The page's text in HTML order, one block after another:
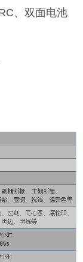
、双面电池